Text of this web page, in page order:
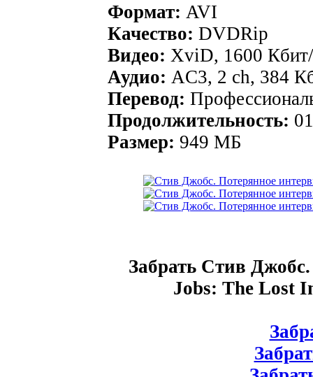
Формат: AVI
Качество: DVDRip
Видео: XviD, 1600
Аудио: AC3, 2 ch, 384
Перевод:
Продолжительность:
Размер: 949 МБ
Забрать Стив
Jobs: The Lost